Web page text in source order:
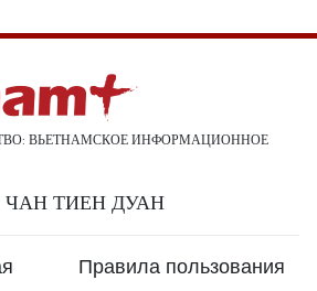
ВЬЕТНАМСКОЕ ИНФОРМАЦИОННОЕ
ЧАН ТИЕН ДУАН
Правила пользования